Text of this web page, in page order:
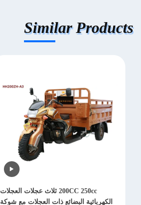
Similar Products
200CC 250cc ثلاث عجلات العجلات
الكهربائية البضائع ذات العجلات مع شوكة